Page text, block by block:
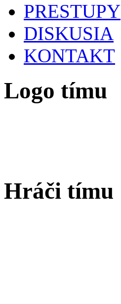
PRESTUPY
DISKUSIA
KONTAKT
Logo tímu
Hráči tímu